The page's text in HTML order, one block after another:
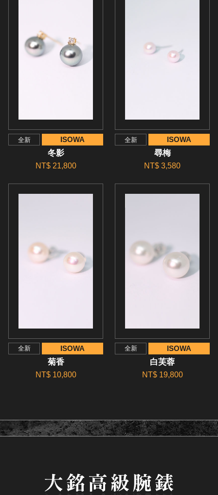
全新 ISOWA
冬影
NT$ 21,800
全新 ISOWA
尋梅
NT$ 3,580
全新 ISOWA
菊香
NT$ 10,800
全新 ISOWA
白芙蓉
NT$ 19,800